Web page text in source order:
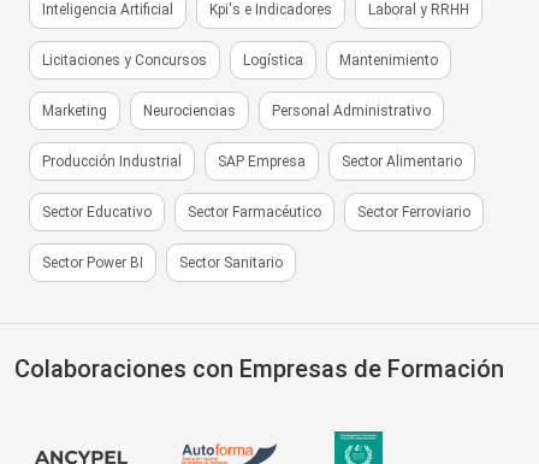
Inteligencia Artificial Kpi's e Indicadores Laboral y RRHH
Licitaciones y Concursos Logística Mantenimiento
Marketing Neurociencias Personal Administrativo
Producción Industrial SAP Empresa Sector Alimentario
Sector Educativo Sector Farmacéutico Sector Ferroviario
Sector Power BI Sector Sanitario
Colaboraciones con Empresas de Formación